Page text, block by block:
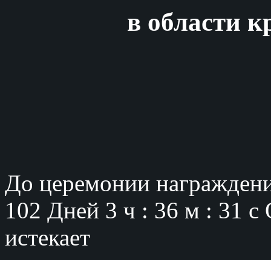
в области
До церемонии
102 Дней 3 ч : 36 м : 30 с
истекает